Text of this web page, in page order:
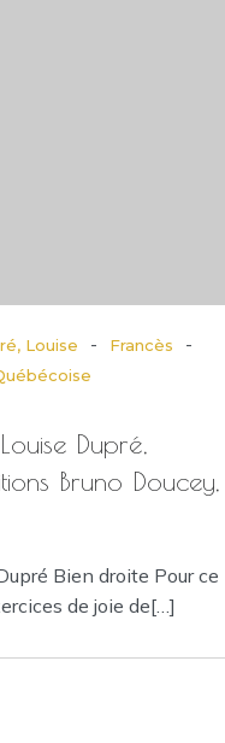
Louise - Francès -
Dupré,
Bruno Doucey,
Bien droite Pour ce
de joie de[…]